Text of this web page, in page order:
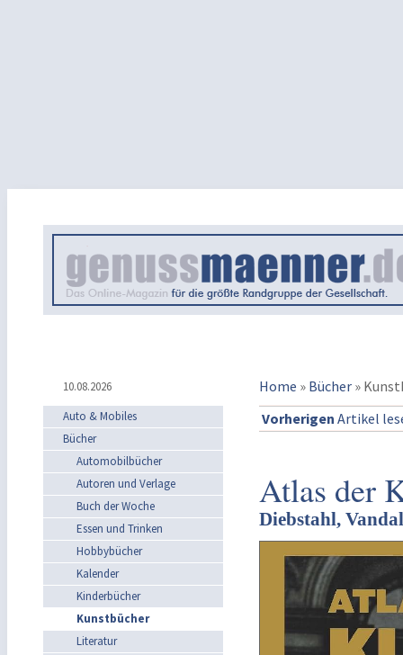
10.08.2026 Home » Bücher »
Auto & Mobiles
Bücher
Automobilbücher
Autoren und Verlage
Buch der Woche
Essen und Trinken
Hobbybücher
Kalender
Kinderbücher
Kunstbücher
Literatur
Vorherigen Artikel
Atlas der
Diebstahl,